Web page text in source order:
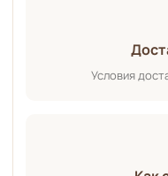
Условия